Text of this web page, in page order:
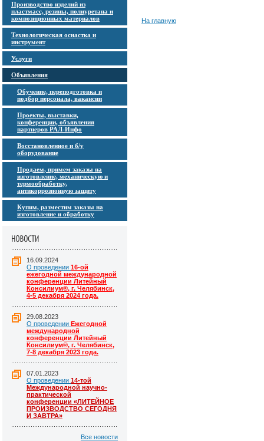
Производство изделий из
пластмасс, резины, полиуретана и
композиционных материалов
Технологическая оснастка и
инструмент
Услуги
Объявления
Обучение, переподготовка и
подбор персонала, вакансии
Проекты, выставки,
конференции, объявления
партнеров РАЛ-Инфо
Восстановленное и б/у
оборудование
Продаем, примем заказы на
изготовление, механическую и
термообработку,
антикоррозионную защиту
Купим, разместим заказы на
изготовление и обработку
16.09.2024
О проведении 16-ой
ежегодной международной
конференции Литейный
Консилиум®, г. Челябинск,
4-5 декабря 2024 года.
29.08.2023
О проведении Ежегодной
международной
конференции Литейный
Консилиум®, г. Челябинск,
7-8 декабря 2023 года.
07.01.2023
О проведении 14-той
Международной научно-
практической
конференции «ЛИТЕЙНОЕ
ПРОИЗВОДСТВО СЕГОДНЯ
И ЗАВТРА»
Все новости
На главную